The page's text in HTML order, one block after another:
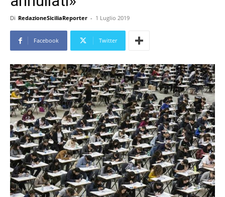
Di RedazioneSiciliaReporter - 1 Luglio 2019
Facebook Twitter